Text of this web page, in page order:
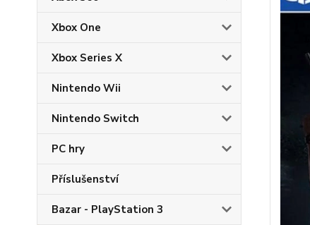
Xbox One
Xbox Series X
Nintendo Wii
Nintendo Switch
PC hry
Příslušenství
Bazar - PlayStation 3